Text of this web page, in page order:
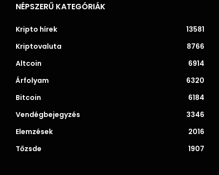
NÉPSZERŰ KATEGÓRIÁK
Kripto hírek
13581
Kriptovaluta
8766
Altcoin
6914
Árfolyam
6320
Bitcoin
6184
Vendégbejegyzés
3346
Elemzések
2016
Tőzsde
1907